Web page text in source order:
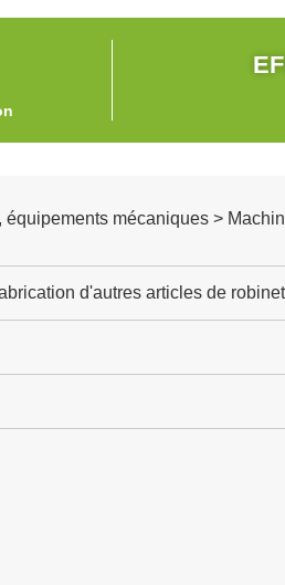
équipements mécaniques >
d'autres articles de